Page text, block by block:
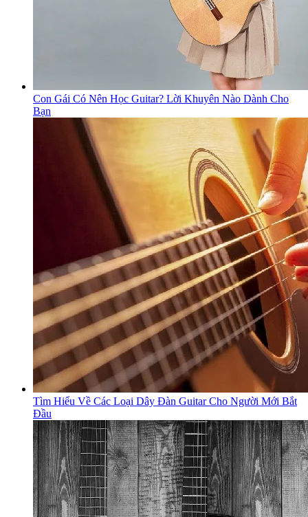
Con Gái Có Nên Học Guitar? Lời Khuyên Nào Dành Cho
Bạn
Tìm Hiểu Về Các Loại Dây Đàn Guitar Cho Người Mới Bắt
Đầu